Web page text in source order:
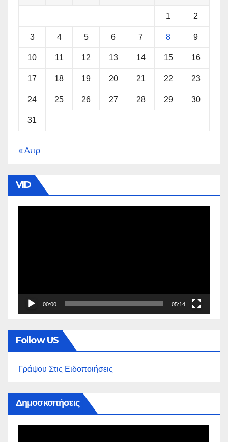
1 2
3 4 5 6 7 8 9
10 11 12 13 14 15 16
17 18 19 20 21 22 23
24 25 26 27 28 29 30
31
« Απρ
VID
00:00 05:14
Follow US
Γράψου Στις Ειδοποιήσεις
Δημοσκοπήσεις